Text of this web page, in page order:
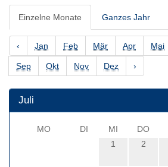
Einzelne Monate Ganzes Jahr
‹ Jan Feb Mär Apr Mai
Sep Okt Nov Dez ›
Juli
MO DI MI DO
1
2